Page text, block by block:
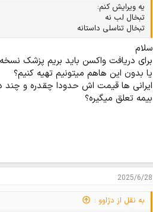
تیه ویرایش کنم:
تبخال لب نه
تبخال تناسلی داستانه
سلام
برای دریافت واکسن باید بریم پزشک
یا بدون این هاهم میتونیم تهیه کنیم؟
ایرانی ها قیمت اش حدودا چقدره و چند
بیمه تعلق میگیره؟
2025/6/28
به نقل از دژاوو :